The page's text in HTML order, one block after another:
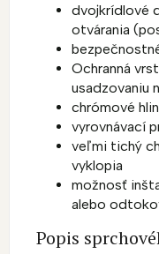
dvojkrídlové
otvárania
Ochranná
usadzovaniu
chrómové
vyrovnávací
veľmi tichý
vyklopia
možnosť
alebo
Popis